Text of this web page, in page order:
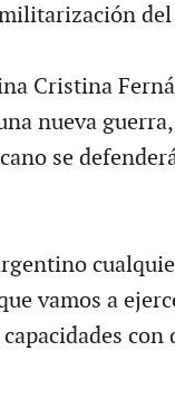
Cristina
nueva
se
vamos a
con